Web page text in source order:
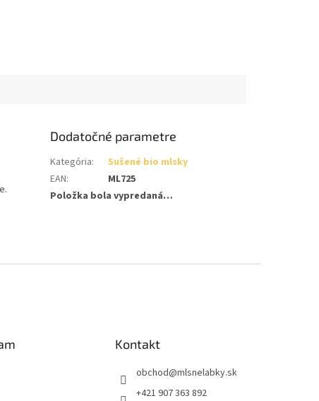
Dodatočné parametre
Kategória:
Sušené bio mlsky
EAN:
ML725
Položka bola vypredaná…
Kontakt
obchod@mlsnelabky.sk
+421 907 363 892